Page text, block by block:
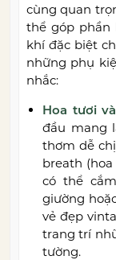
cùng quan
thể góp phần
khí đặc biệt
những phụ
nhắc:
Hoa tươi
đầu mang
thơm dễ
breath
có thể
giường
vẻ đẹp
trang trí
tường.